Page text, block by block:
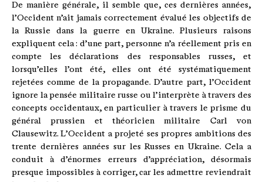
De manière générale, il semble que, ces dernières années,
l’Occident n’ait jamais correctement évalué les objectifs de
la Russie dans la guerre en Ukraine. Plusieurs raisons
expliquent cela : d’une part, personne n’a réellement pris en
compte les déclarations des responsables russes, et
lorsqu’elles l’ont été, elles ont été systématiquement
rejetées comme de la propagande. D’autre part, l’Occident
ignore la pensée militaire russe ou l’interprète à travers des
concepts occidentaux, en particulier à travers le prisme du
général prussien et théoricien militaire Carl von
Clausewitz. L’Occident a projeté ses propres ambitions des
trente dernières années sur les Russes en Ukraine. Cela a
conduit à d’énormes erreurs d’appréciation, désormais
presque impossibles à corriger, car les admettre reviendrait